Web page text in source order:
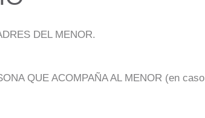
DEL MENOR.
QUE ACOMPAÑA AL MENOR (en caso